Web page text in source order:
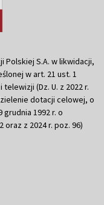
Polskiej S.A. w likwidacji,
w art. 21 ust. 1
(Dz. U. z 2022 r.
dotacji celowej, o
1992 r. o
oraz z 2024 r. poz. 96)